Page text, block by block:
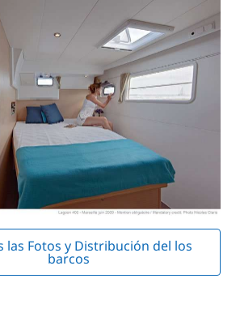
las Fotos y Distribución del los
barcos